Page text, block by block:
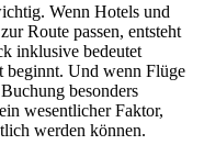
Wenn Hotels und
Route passen, entsteht
inklusive bedeutet
beginnt. Und wenn Flüge
besonders
wesentlicher Faktor,
werden können.